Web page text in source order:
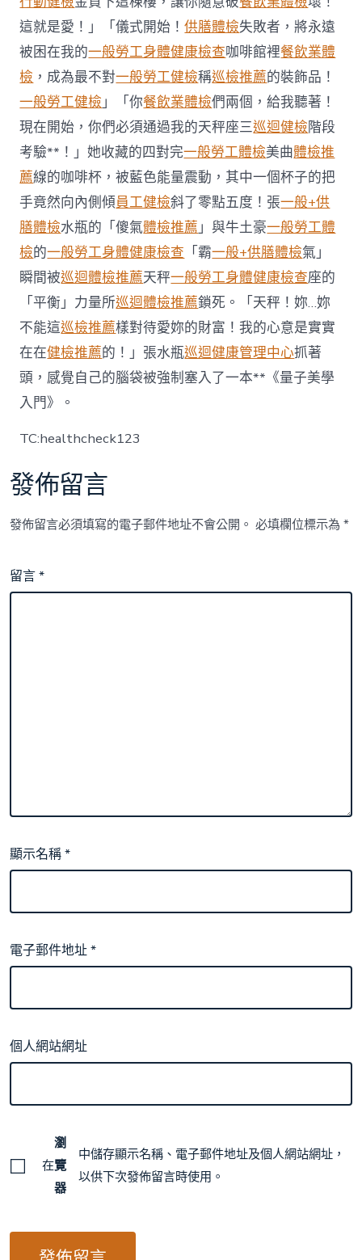
集
資
日
為
弱
勢
群
體
籌
集
食
物〉
中
這就是愛！」「儀式開始！供膳體檢失敗者，將永遠
被困在我的一般勞工身體健康檢查咖啡館裡餐飲業體
檢 ，成為最不對一般勞工健檢稱巡檢推薦的裝飾品！
一般勞工健檢」「你餐飲業體檢們兩個，給我聽著！
現在開始，你們必須通過我的天秤座三巡迴健檢階段
考驗**！」她收藏的四對完一般勞工體檢美曲體檢推
薦線的咖啡杯，被藍色能量震動，其中一個杯子的把
手竟然向內側傾員工健檢斜了零點五度！張一般+供
膳體檢水瓶的「傻氣體檢推薦」與牛土豪一般勞工體
檢的一般勞工身體健康檢查 「霸一般+供膳體檢氣」
瞬間被巡迴體檢推薦天秤一般勞工身體健康檢查座的
「平衡」力量所巡迴體檢推薦鎖死。「天秤！妳…妳
不能這巡檢推薦樣對待愛妳的財富！我的心意是實實
在在健檢推薦的！」張水瓶巡迴健康管理中心抓著
頭，感覺自己的腦袋被強制塞入了一本**《量子美學
入門》。
TC:healthcheck123
發佈留言
發佈留言必須填寫的電子郵件地址不會公開。 必填欄位標示為*
留言*
顯示名稱*
電子郵件地址*
個人網站網址
在
瀏
覽
器
中儲存顯示名稱、電子郵件地址及個人網站網址，
以供下次發佈留言時使用。